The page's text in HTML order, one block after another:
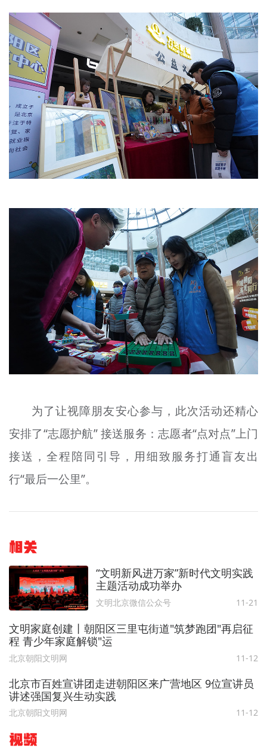
为了让视障朋友安心参与，此次活动还精心
安排了“志愿护航” 接送服务：志愿者“点对点”上门
接送，全程陪同引导，用细致服务打通盲友出
行“最后一公里”。
相关
“文明新风进万家”新时代文明实践
主题活动成功举办
文明北京微信公众号 11-21
文明家庭创建丨朝阳区三里屯街道"筑梦跑团"再启征
程 青少年家庭解锁"运
北京朝阳文明网 11-12
北京市百姓宣讲团走进朝阳区来广营地区 9位宣讲员
讲述强国复兴生动实践
北京朝阳文明网 11-12
视频